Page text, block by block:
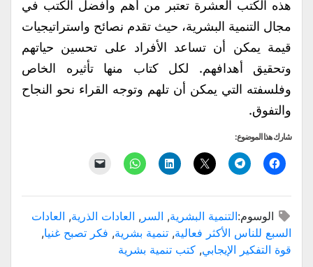
هذه الكتب العشرة تعتبر من أهم وأفضل الكتب في
مجال التنمية البشرية، حيث تقدم نصائح واستراتيجيات
قيمة يمكن أن تساعد الأفراد على تحسين حياتهم
وتحقيق أهدافهم. لكل كتاب منها تأثيره الخاص
وفلسفته التي يمكن أن تلهم وتوجه القراء نحو النجاح
والتفوق.
شارك هذا الموضوع:
انقر
للمشاركة
(فتح
نافذة
جديدة)
انقر
للمشاركة
(فتح
نافذة
جديدة)
النقر
للمشاركة
(فتح
نافذة
جديدة)
اضغط
لتشارك
(فتح
نافذة
جديدة)
انقر
للمشاركة
(فتح
نافذة
جديدة)
البريد
إلى
صديق
(فتح
في
الوسوم:التنمية البشرية, السر , العادات الذرية, العادات
السبع للناس الأكثر فعالية, تنمية بشرية, فكر تصبح غنيا,
قوة التفكير الإيجابي, كتب تنمية بشرية